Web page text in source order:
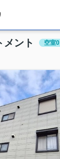
メント 空室0